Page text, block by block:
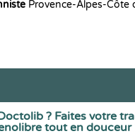
Provence-Alpes-Côte
? Faites votre
tout en douceur